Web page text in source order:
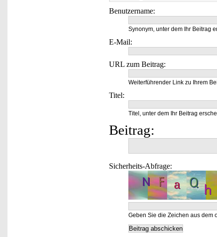
Benutzername:
Synonym, unter dem Ihr Beitrag
E-Mail:
URL zum Beitrag:
Weiterführender Link zu Ihrem
Titel:
Titel, unter dem Ihr Beitrag
Beitrag:
Sicherheits-Abfrage:
Geben Sie die Zeichen aus dem